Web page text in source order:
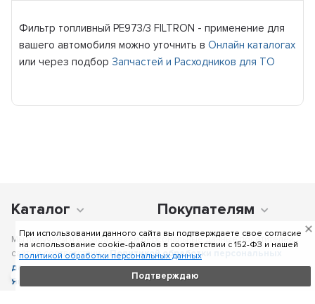
При использовании данного сайта вы подтверждаете свое согласие
на использование cookie-файлов в соответствии c 152-ФЗ и нашей
политикой обработки персональных данных
Подтверждаю
Фильтр топливный PE973/3 FILTRON - применение для
вашего автомобиля можно уточнить вОнлайн каталогах
или через подбор Запчастей и Расходников для ТО
Каталог Покупателям
Мы получаем и обрабатываем персональные данные посетителей
сайта в соответствии с Политикой обработки персональных
данных, в том числе с использованием сервиса аналитики
Яндекс.Метрика
. Отправка персональных данных с помощью